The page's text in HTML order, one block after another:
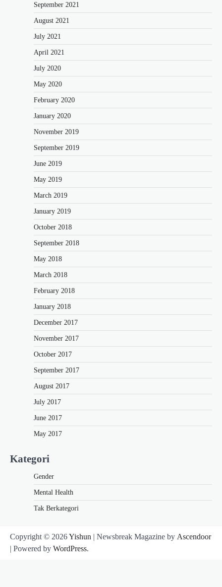
September 2021
August 2021
July 2021
April 2021
July 2020
May 2020
February 2020
January 2020
November 2019
September 2019
June 2019
May 2019
March 2019
January 2019
October 2018
September 2018
May 2018
March 2018
February 2018
January 2018
December 2017
November 2017
October 2017
September 2017
August 2017
July 2017
June 2017
May 2017
Kategori
Gender
Mental Health
Tak Berkategori
Copyright © 2026Yishun | Newsbreak Magazine by Ascendoor
| Powered by WordPress.